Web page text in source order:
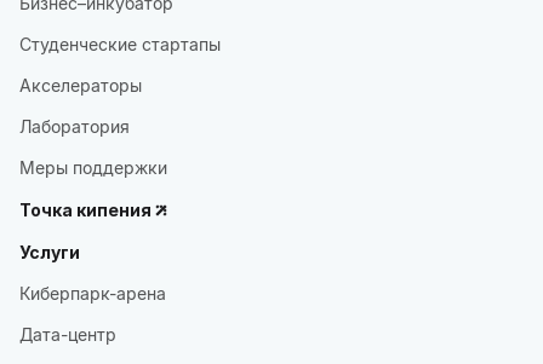
Студенческие стартапы
Акселераторы
Лаборатория
Меры поддержки
Точка кипения
Услуги
Киберпарк-арена
Дата-центр